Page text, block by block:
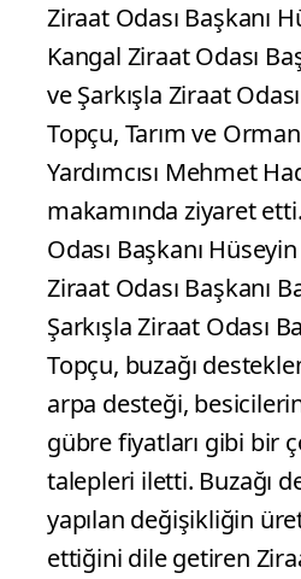
Ziraat Odası Başkanı
Kangal Ziraat Odası
ve Şarkışla Ziraat
Topçu, Tarım ve
Yardımcısı Mehmet
makamında ziyaret
Odası Başkanı
Ziraat Odası Başkanı
Şarkışla Ziraat Odası
Topçu, buzağı
arpa desteği,
gübre fiyatları gibi bir
talepleri iletti. Buzağı
yapılan değişikliğin
ettiğini dile getiren